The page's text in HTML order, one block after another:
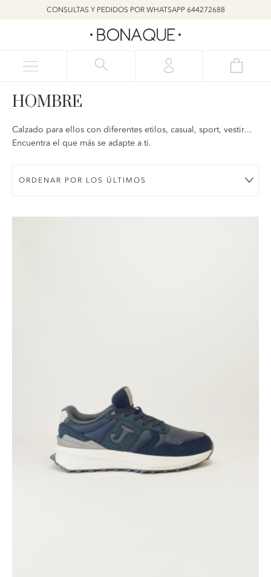
CONSULTAS Y PEDIDOS POR WHATSAPP 644272688
HOMBRE
Calzado para ellos con diferentes etilos, casual, sport, vestir…
Encuentra el que más se adapte a ti.